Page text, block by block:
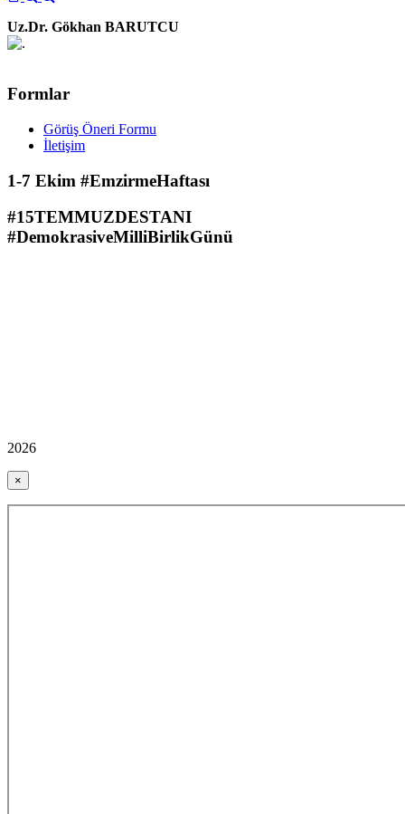
Uz.Dr. Gökhan BARUTCU
Formlar
Görüş Öneri Formu
İletişim
1-7 Ekim #EmzirmeHaftası
#15TEMMUZDESTANI
#DemokrasiveMilliBirlikGünü
2026
×